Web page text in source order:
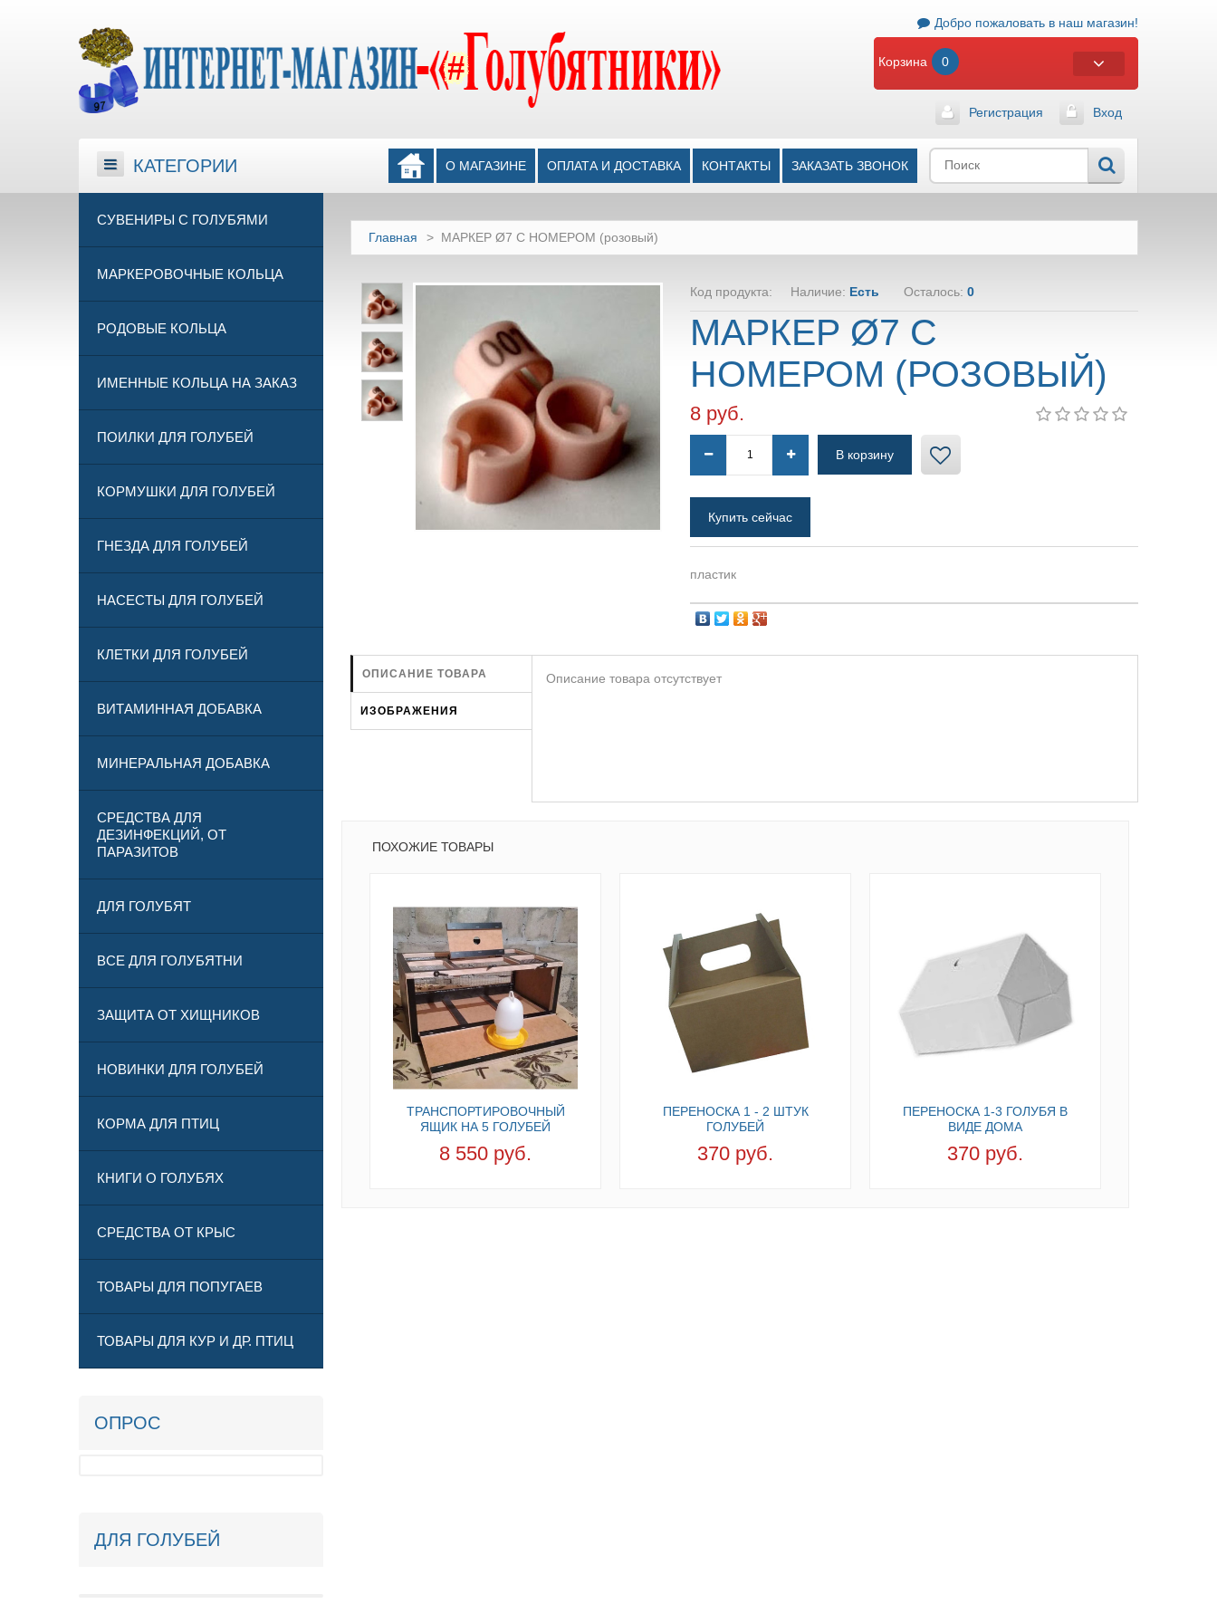
Добро пожаловать в наш магазин!
Корзина 0
Регистрация Вход
ЗАКАЗАТЬ ЗВОНОК
КОНТАКТЫ
ОПЛАТА И ДОСТАВКА
О МАГАЗИНЕ
КАТЕГОРИИ
Главная > МАРКЕР Ø7 С НОМЕРОМ (розовый)
Код продукта: Наличие: Есть Осталось: 0
МАРКЕР Ø7 С
НОМЕРОМ (РОЗОВЫЙ)
8 руб.
Купить сейчас
пластик
ОПИСАНИЕ ТОВАРА
ИЗОБРАЖЕНИЯ
Описание товара отсутствует
ПОХОЖИЕ ТОВАРЫ
ТРАНСПОРТИРОВОЧНЫЙ
ЯЩИК НА 5 ГОЛУБЕЙ
8 550 руб.
ПЕРЕНОСКА 1 - 2 ШТУК
ГОЛУБЕЙ
370 руб.
ПЕРЕНОСКА 1-3 ГОЛУБЯ В
ВИДЕ ДОМА
370 руб.
КАТЕГОРИИ
СУВЕНИРЫ С ГОЛУБЯМИ
МАРКЕРОВОЧНЫЕ КОЛЬЦА
РОДОВЫЕ КОЛЬЦА
ИМЕННЫЕ КОЛЬЦА НА ЗАКАЗ
ПОИЛКИ ДЛЯ ГОЛУБЕЙ
КОРМУШКИ ДЛЯ ГОЛУБЕЙ
ГНЕЗДА ДЛЯ ГОЛУБЕЙ
НАСЕСТЫ ДЛЯ ГОЛУБЕЙ
КЛЕТКИ ДЛЯ ГОЛУБЕЙ
ВИТАМИННАЯ ДОБАВКА
МИНЕРАЛЬНАЯ ДОБАВКА
СРЕДСТВА ДЛЯ
ДЕЗИНФЕКЦИЙ, ОТ
ПАРАЗИТОВ
ДЛЯ ГОЛУБЯТ
ВСЕ ДЛЯ ГОЛУБЯТНИ
ЗАЩИТА ОТ ХИЩНИКОВ
НОВИНКИ ДЛЯ ГОЛУБЕЙ
КОРМА ДЛЯ ПТИЦ
КНИГИ О ГОЛУБЯХ
СРЕДСТВА ОТ КРЫС
ТОВАРЫ ДЛЯ ПОПУГАЕВ
ТОВАРЫ ДЛЯ КУР И ДР. ПТИЦ
ОПРОС
ДЛЯ ГОЛУБЕЙ